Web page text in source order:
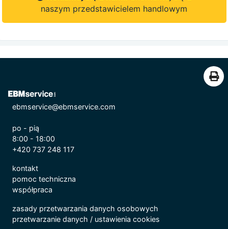
naszym przedstawicielem handlowym
ebmservice@ebmservice.com
po - pią
8:00 - 18:00
+420 737 248 117
kontakt
pomoc techniczna
współpraca
zasady przetwarzania danych osobowych
przetwarzanie danych / ustawienia cookies